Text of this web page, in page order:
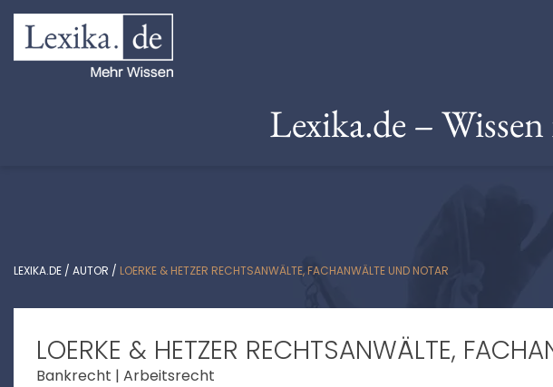
Lexika.de –
LEXIKA.DE / AUTOR / LOERKE & HETZER RECHTSANWÄLTE, FACHANWÄLTE UND NOTAR
LOERKE & HETZER RECHTSANWÄLTE,
Bankrecht | Arbeitsrecht